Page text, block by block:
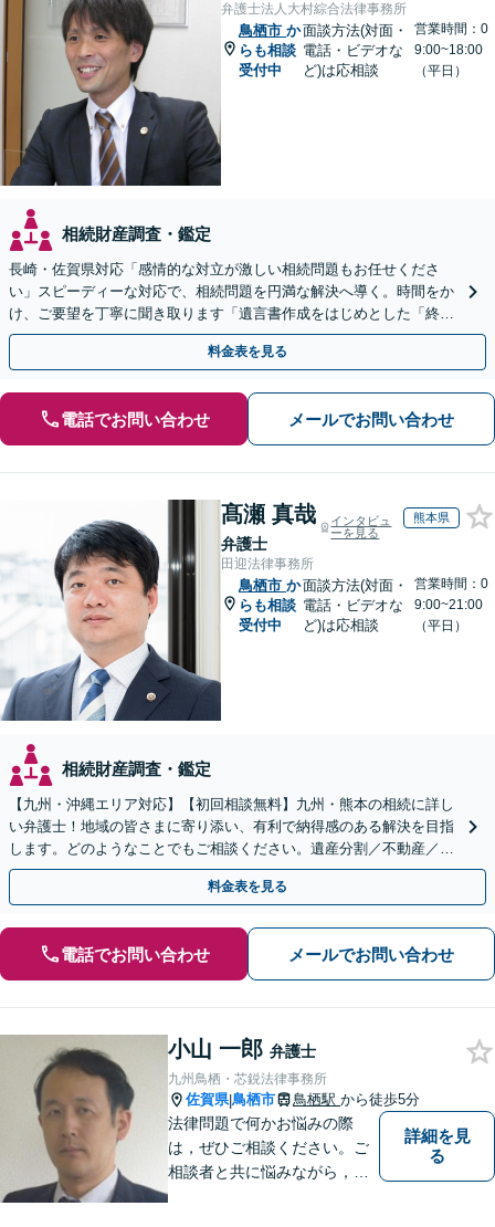
弁護士法人大村綜合法律事務所
鳥栖市 か
らも相談
受付中
面談方法(対面・
電話・ビデオな
ど)は応相談
営業時間：0
9:00~18:00
（平日）
相続財産調査・鑑定
長崎・佐賀県対応「感情的な対立が激しい相続問題もお任せくださ
い」スピーディーな対応で、相続問題を円満な解決へ導く。時間をか
け、ご要望を丁寧に聞き取ります「遺言書作成をはじめとした「終
活」もサポート」【バリアフリー】【完全個室対応】
料金表を見る
電話でお問い合わせ メールでお問い合わせ
髙瀬 真哉
弁護士
インタビュ
ーを見る
熊本県
田迎法律事務所
鳥栖市 か
らも相談
受付中
面談方法(対面・
電話・ビデオな
ど)は応相談
営業時間：0
9:00~21:00
（平日）
相続財産調査・鑑定
【九州・沖縄エリア対応】【初回相談無料】九州・熊本の相続に詳し
い弁護士！地域の皆さまに寄り添い、有利で納得感のある解決を目指
します。どのようなことでもご相談ください。遺産分割／不動産／遺
言書／使い込み／寄与分／遺留分／相続放棄【完全個室】
料金表を見る
電話でお問い合わせ メールでお問い合わせ
小山 一郎 弁護士
九州鳥栖・芯鋭法律事務所
佐賀県|鳥栖市 鳥栖駅 から徒歩5分
法律問題で何かお悩みの際
は，ぜひご相談ください。ご
相談者と共に悩みながら，い
詳細を見
る